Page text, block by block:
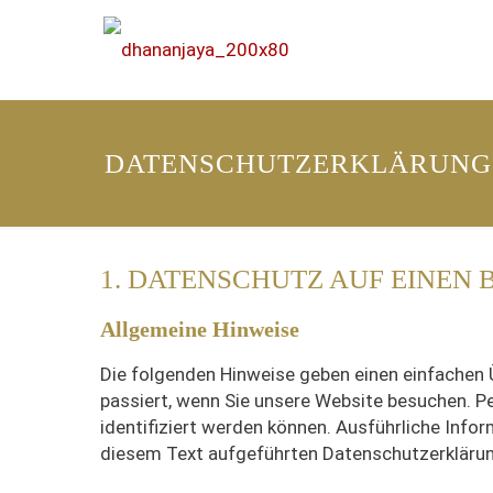
DATENSCHUTZERKLÄRUNG
1. DATENSCHUTZ AUF EINEN
Allgemeine Hinweise
Die folgenden Hinweise geben einen
passiert, wenn Sie unsere Website besuchen.
identifiziert werden können. Ausführliche
diesem Text aufgeführten